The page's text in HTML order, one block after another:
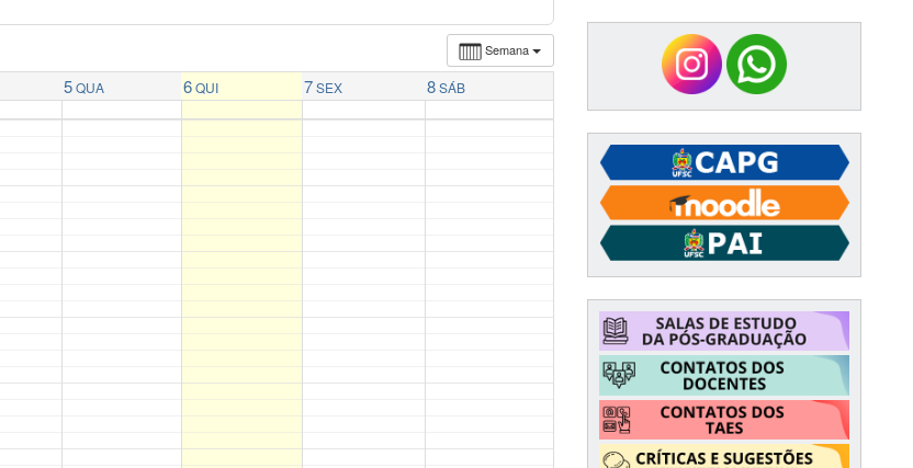
Semana
5 QUA 6 QUI 7 SEX 8 SÁB